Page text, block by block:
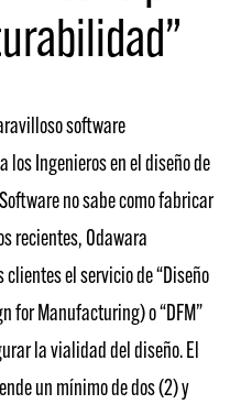
software
los Ingenieros en el diseño de
no sabe como fabricar
recientes, Odawara
el servicio de “Diseño
for Manufacturing) o “DFM”
la vialidad del diseño. El
un mínimo de dos (2) y